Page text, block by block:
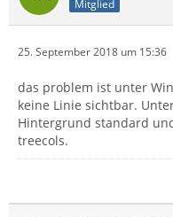
Mitglied
25. September 2018 um 15:36
das problem ist unter
keine Linie sichtbar.
Hintergrund standard
treecols.